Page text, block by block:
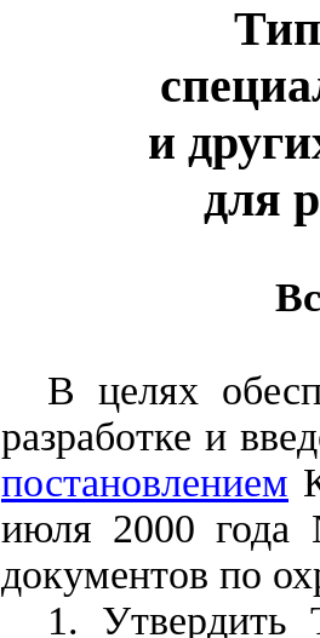
и
для
В целях
разработке и
постановлением
июля 2000 года
документов по
1. Утвердить